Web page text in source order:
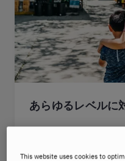
あらゆるレベルに
的に最適なカリキュ
This website uses cookies to